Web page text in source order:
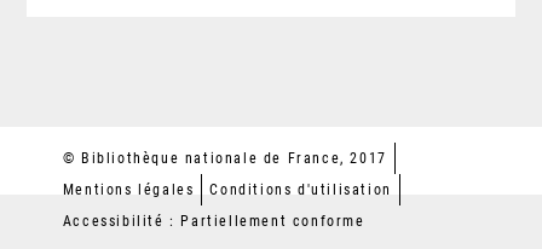
© Bibliothèque nationale de France, 2017
Mentions légales
Conditions d'utilisation
Accessibilité : Partiellement conforme